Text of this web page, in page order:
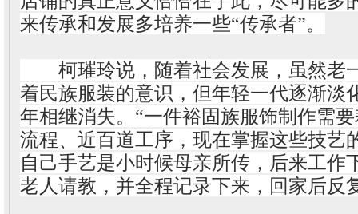
来传承和发展多培养一些“传承者”。
柯璀玲说，随着社会发展，虽然老
着民族服装的意识，但年轻一代逐渐淡
年相继消失。“一件裕固族服饰制作需
流程、近百道工序，现在掌握这些技艺
自己手艺是小时候母亲所传，后来工作
老人请教，并全程记录下来，回家后反